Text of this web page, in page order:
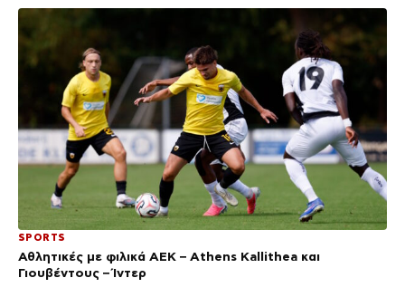
SPORTS
Αθλητικές με φιλικά ΑΕΚ – Athens Kallithea και
Γιουβέντους – Ίντερ